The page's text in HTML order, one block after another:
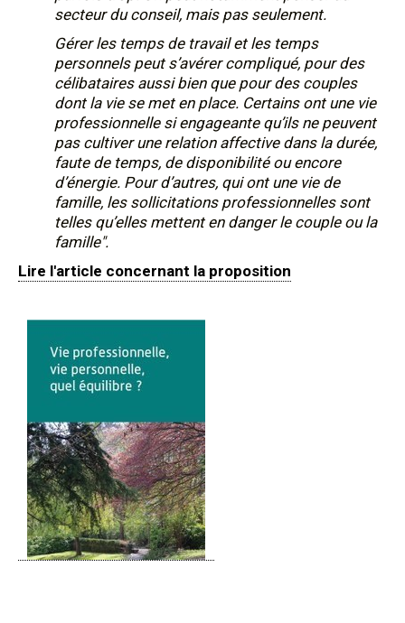
secteur du conseil, mais pas seulement.
Gérer les temps de travail et les temps
personnels peut s’avérer compliqué, pour des
célibataires aussi bien que pour des couples
dont la vie se met en place. Certains ont une vie
professionnelle si engageante qu’ils ne peuvent
pas cultiver une relation affective dans la durée,
faute de temps, de disponibilité ou encore
d’énergie. Pour d’autres, qui ont une vie de
famille, les sollicitations professionnelles sont
telles qu’elles mettent en danger le couple ou la
famille".
Lire l'article concernant la proposition